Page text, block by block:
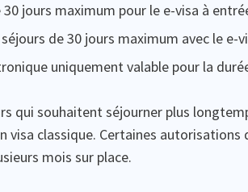
jours maximum pour le e-visa à
de 30 jours maximum avec le e-
uniquement valable pour la
qui souhaitent séjourner plus
visa classique. Certaines
mois sur place.